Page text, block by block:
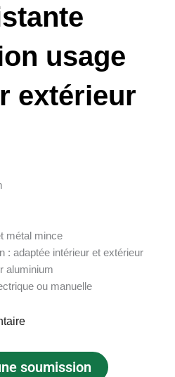
usage
extérieur
métal mince
: adaptée intérieur et extérieur
aluminium
ou manuelle
soumission